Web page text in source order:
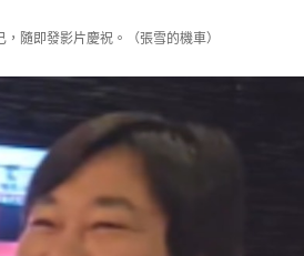
隨即發影片慶祝。（張雪的機車）